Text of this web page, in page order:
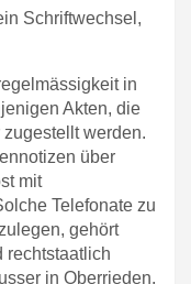
Schriftwechsel,
in
Akten, die
werden.
über
mit
Telefonate zu
gehört
rechtstaatlich
in Oberrieden.